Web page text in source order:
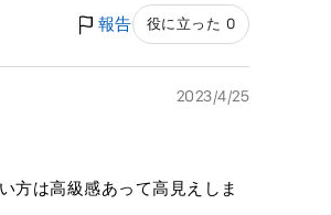
報告 役に立った 0
2023/4/25
方は高級感あって高見えしま